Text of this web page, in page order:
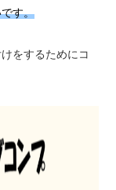
す。
をするためにコ